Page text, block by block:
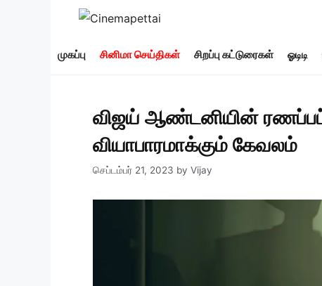
முகப்பு சினிமா செய்திகள் சிறப்பு கட்டுரைகள் ஓடிடி
விஜய் ஆண்டனியின்
வியாபாரமாக்கும் கேவலம்
செப்டம்பர் 21, 2023 by Vijay